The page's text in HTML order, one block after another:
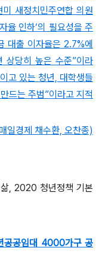
새정치민주연합 의원
율 인하‘의 필요성을 주
대출 이자율은 2.7%에
상당히 높은 수준”이라
고 있는 청년, 대학생들
드는 주범”이라고 지적
일경제 채수환, 오찬종)
, 2020 청년정책 기본
공공임대 4000가구 공